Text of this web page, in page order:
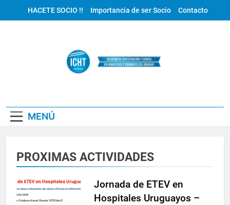
HACETE SOCIO !! Importancia de ser Socio Contacto
MENÚ
PROXIMAS ACTIVIDADES
Jornada de ETEV en
Hospitales Uruguayos –